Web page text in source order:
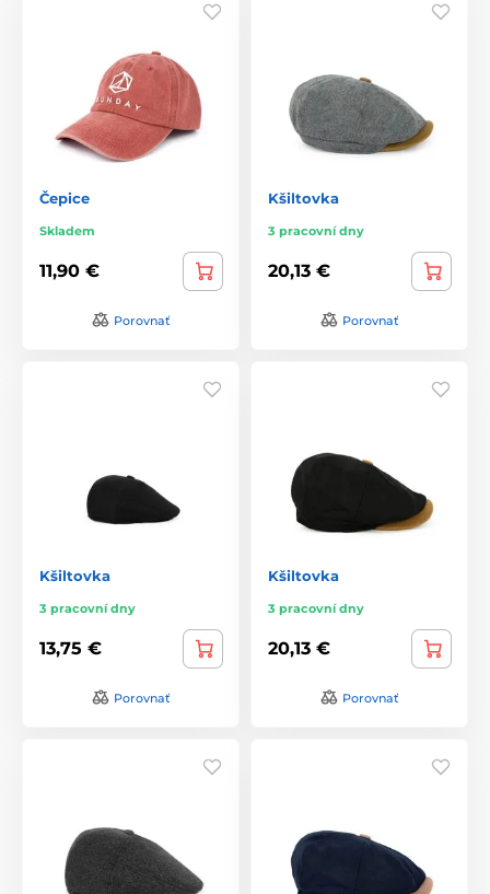
Čepice
Skladem
11,90 €
Porovnať
Kšiltovka
3 pracovní dny
20,13 €
Porovnať
Kšiltovka
3 pracovní dny
13,75 €
Porovnať
Kšiltovka
3 pracovní dny
20,13 €
Porovnať